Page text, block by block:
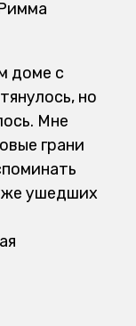
доме с
но
Мне
грани
ушедших